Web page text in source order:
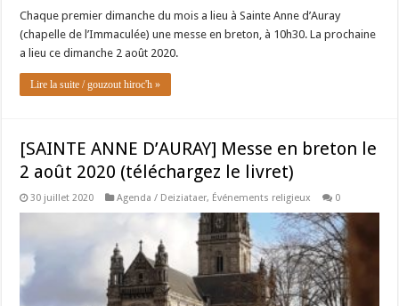
Chaque premier dimanche du mois a lieu à Sainte Anne d’Auray
(chapelle de l’Immaculée) une messe en breton, à 10h30. La prochaine
a lieu ce dimanche 2 août 2020.
Lire la suite / gouzout hiroc'h »
[SAINTE ANNE D’AURAY] Messe en breton le
2 août 2020 (téléchargez le livret)
30 juillet 2020 Agenda / Deiziataer, Événements religieux 0